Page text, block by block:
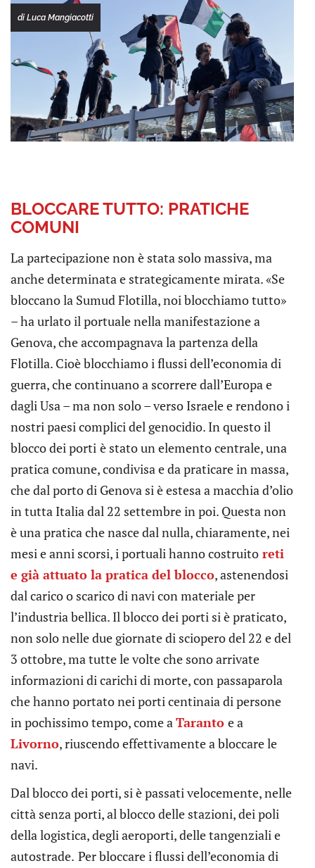
di Luca Mangiacotti
BLOCCARE TUTTO: PRATICHE
COMUNI
La partecipazione non è stata solo massiva, ma
anche determinata e strategicamente mirata. «Se
bloccano la Sumud Flotilla, noi blocchiamo tutto»
– ha urlato il portuale nella manifestazione a
Genova, che accompagnava la partenza della
Flotilla. Cioè blocchiamo i flussi dell’economia di
guerra, che continuano a scorrere dall’Europa e
dagli Usa – ma non solo – verso Israele e rendono i
nostri paesi complici del genocidio. In questo il
blocco dei porti è stato un elemento centrale, una
pratica comune, condivisa e da praticare in massa,
che dal porto di Genova si è estesa a macchia d’olio
in tutta Italia dal 22 settembre in poi. Questa non
è una pratica che nasce dal nulla, chiaramente, nei
mesi e anni scorsi, i portuali hanno costruito reti
e già attuato la pratica del blocco, astenendosi
dal carico o scarico di navi con materiale per
l’industria bellica. Il blocco dei porti si è praticato,
non solo nelle due giornate di sciopero del 22 e del
3 ottobre, ma tutte le volte che sono arrivate
informazioni di carichi di morte, con passaparola
che hanno portato nei porti centinaia di persone
in pochissimo tempo, come aTaranto e a
Livorno, riuscendo effettivamente a bloccare le
navi.
Dal blocco dei porti, si è passati velocemente, nelle
città senza porti, al blocco delle stazioni, dei poli
della logistica, degli aeroporti, delle tangenziali e
autostrade. Per bloccare i flussi dell’economia di